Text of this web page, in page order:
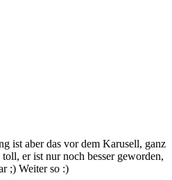
ist aber das vor dem Karusell, ganz
er ist nur noch besser geworden,
;) Weiter so :)